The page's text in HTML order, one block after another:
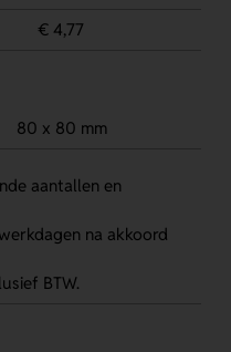
€ 4,77
80 x 80 mm
aantallen en
na akkoord
BTW.